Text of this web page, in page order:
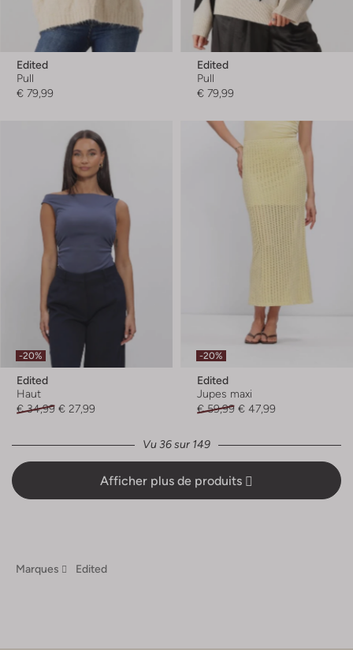
Edited
Pull
€ 79,99
Edited
Pull
€ 79,99
-20%
Edited
Haut
€ 34,99 € 27,99
-20%
Edited
Jupes maxi
€ 59,99 € 47,99
Vu 36 sur 149
Afficher plus de produits
Marques Edited